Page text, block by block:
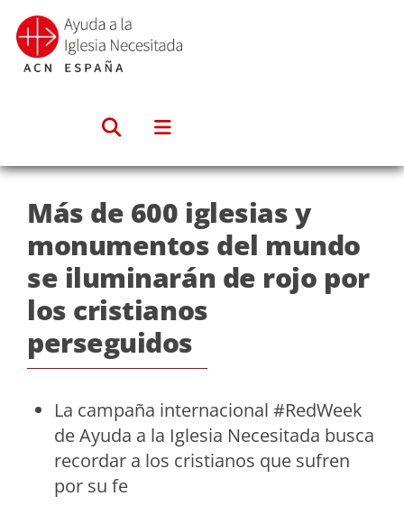
Saltar
contenido
Más de 600 iglesias y
monumentos del mundo
se iluminarán de rojo por
los cristianos
perseguidos
La campaña internacional #RedWeek
de Ayuda a la Iglesia Necesitada busca
recordar a los cristianos que sufren
por su fe